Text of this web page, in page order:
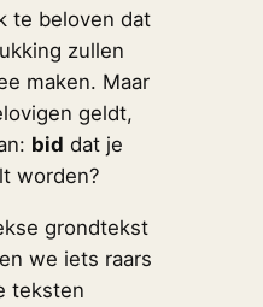
te beloven dat
zullen
maken. Maar
geldt,
bid dat je
worden?
grondtekst
we iets raars
teksten